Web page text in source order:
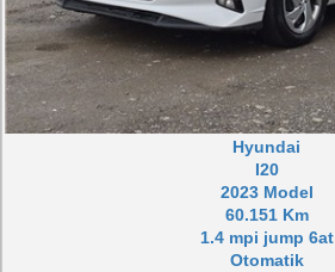
Hyundai
I20
2023 Model
60.151 Km
1.4 mpi jump 6at
Otomatik